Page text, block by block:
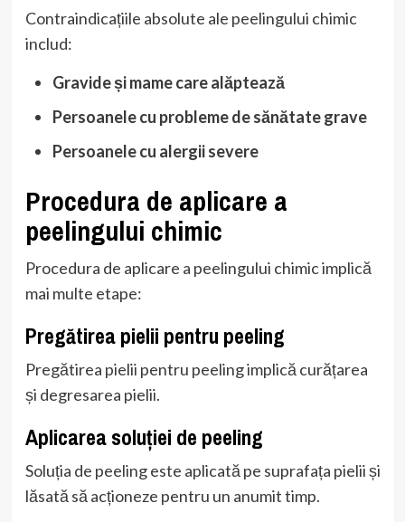
Contraindicațiile absolute ale peelingului chimic
includ:
Gravide și mame care alăptează
Persoanele cu probleme de sănătate grave
Persoanele cu alergii severe
Procedura de aplicare a
peelingului chimic
Procedura de aplicare a peelingului chimic implică
mai multe etape:
Pregătirea pielii pentru peeling
Pregătirea pielii pentru peeling implică curățarea
și degresarea pielii.
Aplicarea soluției de peeling
Soluția de peeling este aplicată pe suprafața pielii și
lăsată să acționeze pentru un anumit timp.